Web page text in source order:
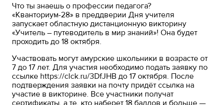
Что ты знаешь о профессии педагога?
«Кванториум-28» в преддверии Дня учителя
запускает областную дистанционную викторину
«Учитель – путеводитель в мир знаний»! Она будет
проходить до 18 октября.
Участвовать могут амурские школьники в возрасте от
7 до 17 лет. Для участия необходимо подать заявку по
ссылке https://clck.ru/3DfJHB до 17 октября. После
подтверждения заявки на почту придёт ссылка на
участие в викторине. Все участники получат
сертификаты, а те, кто наберет 18 баллов и больше —